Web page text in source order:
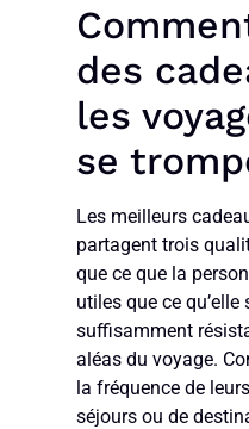
des
les
se
Les meilleurs
partagent trois
que ce que la
utiles que ce qu’elle
suffisamment
aléas du voyage.
la fréquence de
séjours ou de